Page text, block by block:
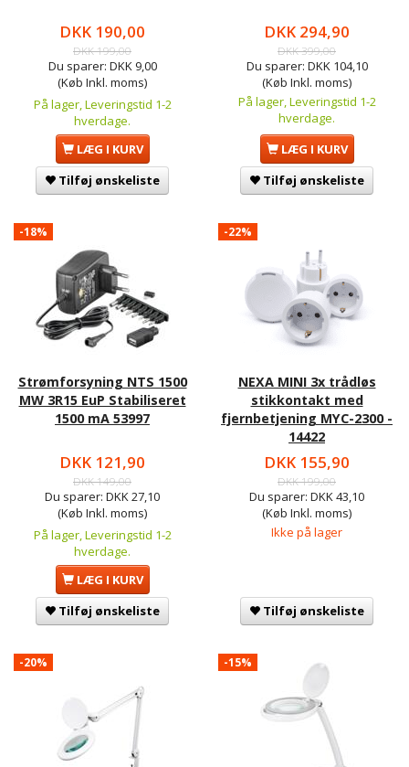
DKK 190,00
DKK 199,00
Du sparer: DKK 9,00
(Køb Inkl. moms)
På lager, Leveringstid 1-2
hverdage.
LÆG I KURV
Tilføj ønskeliste
DKK 294,90
DKK 399,00
Du sparer: DKK 104,10
(Køb Inkl. moms)
På lager, Leveringstid 1-2
hverdage.
LÆG I KURV
Tilføj ønskeliste
-18%
Strømforsyning NTS 1500
MW 3R15 EuP Stabiliseret
1500 mA 53997
DKK 121,90
DKK 149,00
Du sparer: DKK 27,10
(Køb Inkl. moms)
På lager, Leveringstid 1-2
hverdage.
LÆG I KURV
Tilføj ønskeliste
-22%
NEXA MINI 3x trådløs
stikkontakt med
fjernbetjening MYC-2300 -
14422
DKK 155,90
DKK 199,00
Du sparer: DKK 43,10
(Køb Inkl. moms)
Ikke på lager
Tilføj ønskeliste
-20% -15%